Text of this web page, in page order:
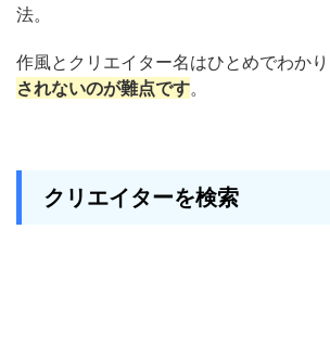
法。
作風とクリエイター名はひとめでわか
されないのが難点です。
クリエイターを検索